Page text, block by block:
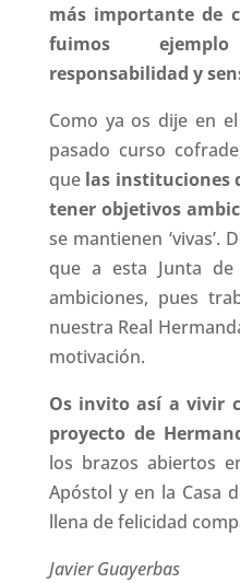
más importante de
fuimos
responsabilidad y
Como ya os dije en
pasado curso
quelas instituciones
tener objetivos
se mantienen ‘vivas’.
que a esta Junta
ambiciones, pues
nuestra Real
motivación.
Os invito así a vivir
proyecto de
los brazos abiertos
Apóstol y en la Casa
llena de felicidad
Javier Guayerbas